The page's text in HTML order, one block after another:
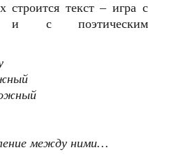
строится текст – игра с
и с поэтическим
между ними…